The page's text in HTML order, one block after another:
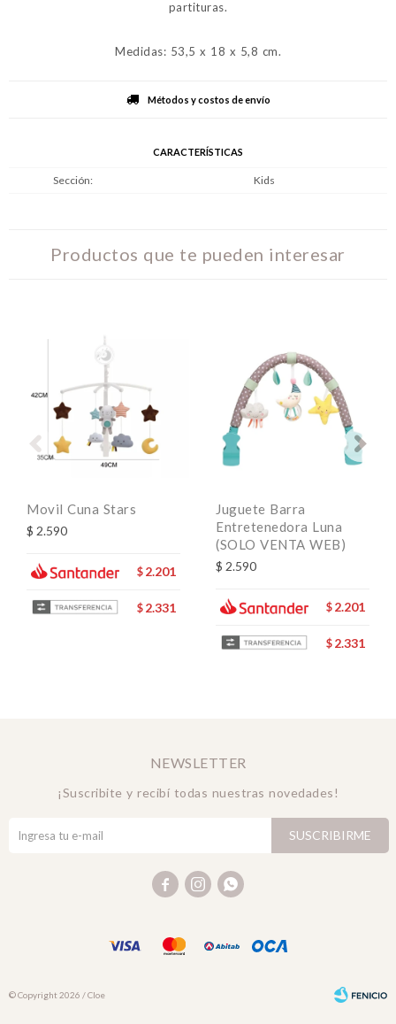
partituras.
Medidas: 53,5 x 18 x 5,8 cm.
Métodos y costos de envío
CARACTERÍSTICAS
Sección Kids
Productos que te pueden interesar
Movil Cuna Stars
$ 2.590
$ 2.201
$ 2.331
Juguete Barra
Entretenedora Luna
(SOLO VENTA WEB)
$ 2.590
$ 2.201
$ 2.331
NEWSLETTER
¡Suscribite y recibí todas nuestras novedades!
SUSCRIBIRME
  
© Copyright 2026 / Cloe